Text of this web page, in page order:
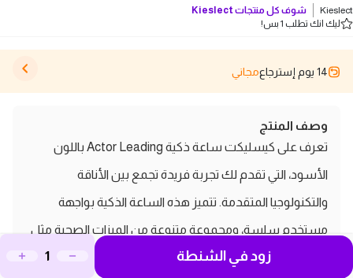
Kieslect شوف كل منتجاتKieslect
ليك انك تطلب 1 بس!
14 يوم إسترجاع مجاني
وصف المنتج
تعرف على كيسليكت ساعة ذكية Actor Leading باللون
الأسود، التي تقدم لك تجربة فريدة تجمع بين الأناقة
والتكنولوجيا المتقدمة. تتميز هذه الساعة الذكية بواجهة
مستخدم سلسة، ومجموعة متنوعة من الميزات الصحية مثل
قياس معدل ضربات القلب وتتبع النوم، مما يساعدك في
زود في الشنطة